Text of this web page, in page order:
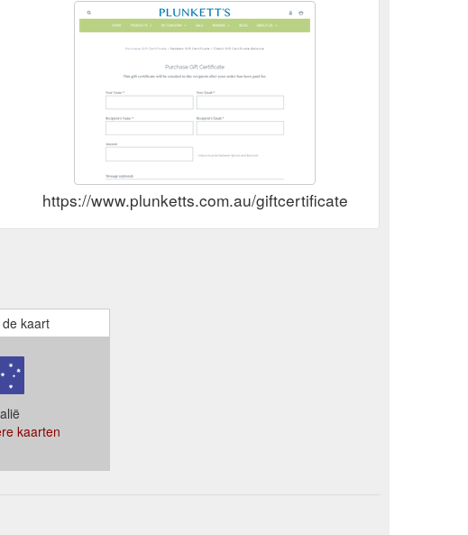
https://www.plunketts.com.au/giftcertificates.php
kaart
kaarten